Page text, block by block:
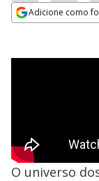
Adicione como
O universo